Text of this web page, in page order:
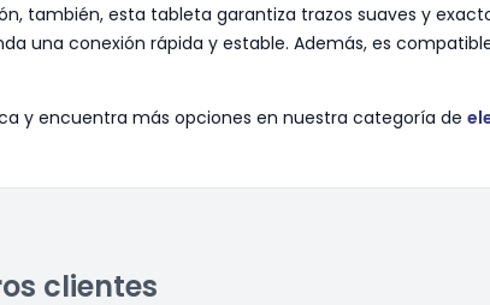
también, esta tableta garantiza trazos suaves y
una conexión rápida y estable. Además, es
y encuentra más opciones en nuestra categoría de
clientes